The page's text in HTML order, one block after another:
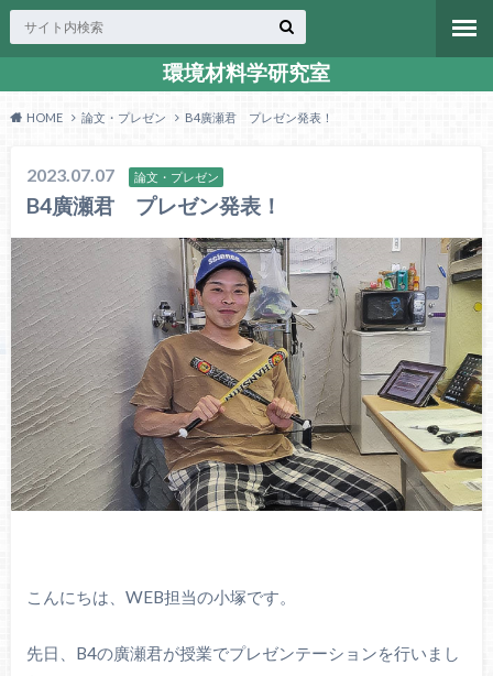
環境材料学研究室
HOME 論文・プレゼン B4廣瀬君 プレゼン発表！
2023.07.07 論文・プレゼン
B4廣瀬君 プレゼン発表！
こんにちは、WEB担当の小塚です。
先日、B4の廣瀬君が授業でプレゼンテーションを行いまし